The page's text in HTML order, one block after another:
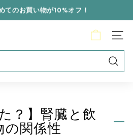
てのお買い物が10%オフ！
？】腎臓と飲
の関係性